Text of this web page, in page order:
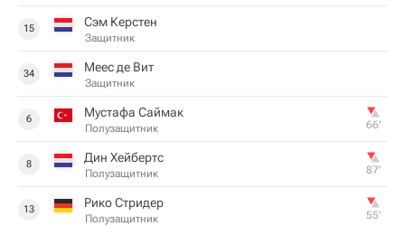
15 Сэм Керстен
Защитник
34 Меес де Вит
Защитник
6 Мустафа Саймак
Полузащитник 66‎’‎
8 Дин Хейбертс
Полузащитник 87‎’‎
13 Рико Стридер
Полузащитник 55‎’‎